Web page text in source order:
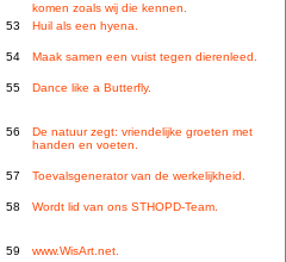
komen zoals wij die kennen.
53 Huil als een hyena.
54 Maak samen een vuist tegen dierenleed.
55 Dance like a Butterfly.
56
De natuur zegt: vriendelijke groeten met
handen en voeten.
57 Toevalsgenerator van de werkelijkheid.
58 Wordt lid van ons STHOPD-Team.
59 www.WisArt.net.